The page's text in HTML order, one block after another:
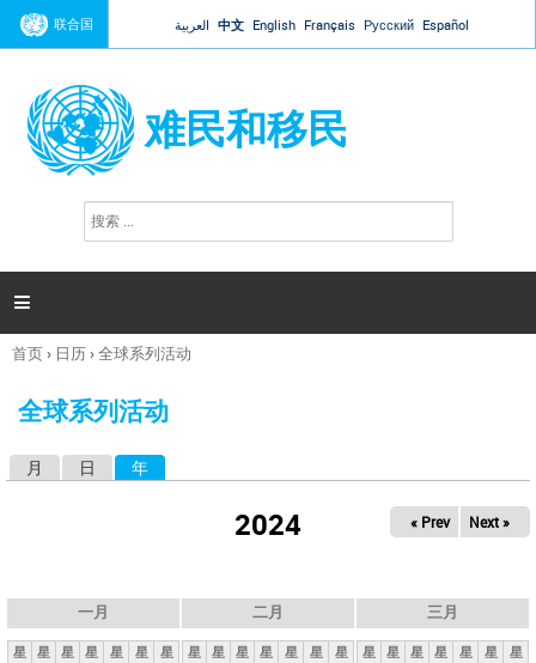
Jump to navigation
联合国 العربية 中文 English Français Русский Español
难民和移民
搜
索

你
这
首页› 日历›全球系列活动
全球系列活动
月 日 年
2024 « Prev Next »
一月
星 星 星 星 星 星
星
二月
星 星 星 星 星 星 星
三月
星 星 星 星 星 星 星